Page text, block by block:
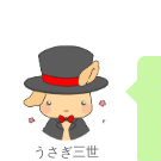
うさぎ三世